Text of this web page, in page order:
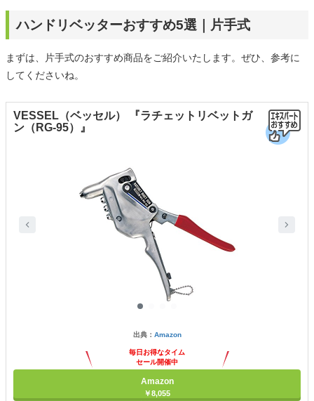
ハンドリベッターおすすめ5選｜片手式
まずは、片手式のおすすめ商品をご紹介いたします。ぜひ、参考に
してくださいね。
VESSEL（ベッセル） 『ラチェットリベットガ
ン（RG-95）』
出典： Amazon
毎日お得なタイム
セール開催中
Amazon
￥8,055